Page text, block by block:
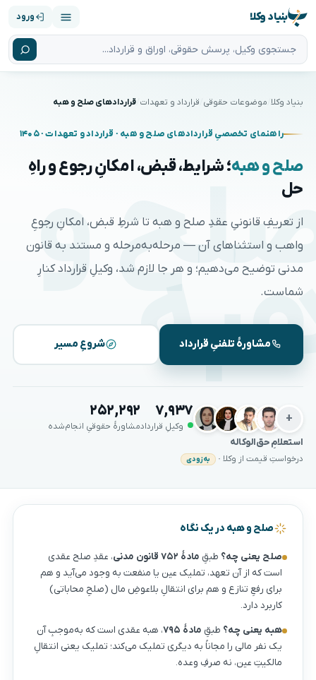
بنیاد وکلا ورود
و
بنیاد وکلا موضوعات حقوقی قرارداد و تعهدات قراردادهای صلح و هبه
راهنمای تخصصیِ قراردادهای صلح و هبه · قرارداد و تعهدات · ۱۴۰۵
صلح و هبه؛ شرایط، قبض، امکانِ رجوع و راهِ
حل
از تعریفِ قانونیِ عقدِ صلح و هبه تا شرطِ قبض، امکانِ رجوعِ
واهب و استثناهای آن — مرحله‌به‌مرحله و مستند به قانون
مدنی توضیح می‌دهیم؛ و هر جا لازم شد، وکیلِ قرارداد کنارِ
شماست.
مشاورهٔ تلفنیِ قرارداد شروعِ مسیر
+ ۷,۹۳۷
وکیلِ قرارداد
۲۵۲,۲۹۲
مشاورهٔ حقوقیِ انجام‌شده
استعلامِ حق‌الوکاله
درخواستِ قیمت از وکلا · به‌زودی
صلح و هبه در یک نگاه
صلح یعنی چه؟ طبقِ مادهٔ ۷۵۲ قانون مدنی
، عقدِ صلح عقدی
است که از آن تعهد، تملیک عین یا منفعت به وجود می‌آید و هم
برای رفعِ تنازع و هم برای انتقالِ بلاعوضِ مال (صلحِ محاباتی)
کاربرد دارد.
هبه یعنی چه؟ طبقِ مادهٔ ۷۹۵
، هبه عقدی است که به‌موجبِ آن
یک نفر مالی را مجاناً به دیگری تملیک می‌کند؛ تملیک یعنی انتقالِ
مالکیتِ عین، نه صرفِ وعده.